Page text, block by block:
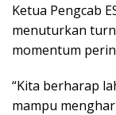
Ketua Pengcab
menuturkan
momentum
“Kita berharap
mampu